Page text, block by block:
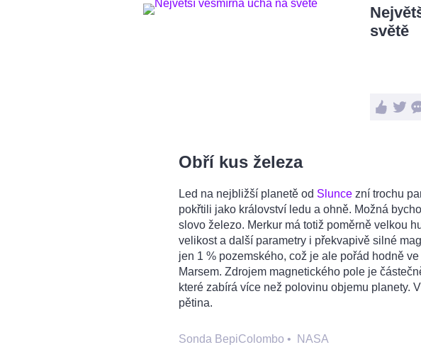
světě
Obří kus železa
Led na nejbližší planetě od Slunce zní trochu
pokřtili jako království ledu a ohně. Možná
slovo železo. Merkur má totiž poměrně velkou
velikost a další parametry i překvapivě silné
jen 1 % pozemského, což je ale pořád hodně
Marsem. Zdrojem magnetického pole je
které zabírá více než polovinu objemu planety.
pětina.
Sonda BepiColombo • NASA